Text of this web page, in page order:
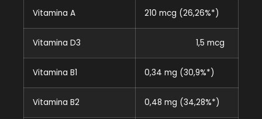
Vitamina A 210 mcg (26,26%*)
Vitamina D3 1,5 mcg
Vitamina B1 0,34 mg (30,9%*)
Vitamina B2 0,48 mg (34,28%*)